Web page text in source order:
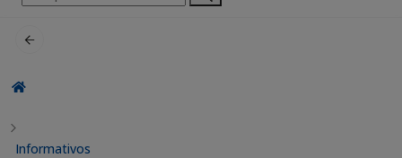
por:
Informativos